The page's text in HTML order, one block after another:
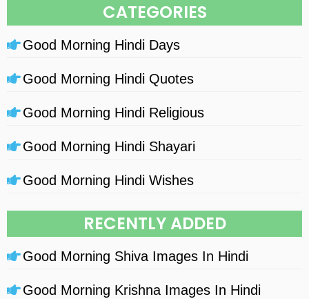
CATEGORIES
Good Morning Hindi Days
Good Morning Hindi Quotes
Good Morning Hindi Religious
Good Morning Hindi Shayari
Good Morning Hindi Wishes
RECENTLY ADDED
Good Morning Shiva Images In Hindi
Good Morning Krishna Images In Hindi